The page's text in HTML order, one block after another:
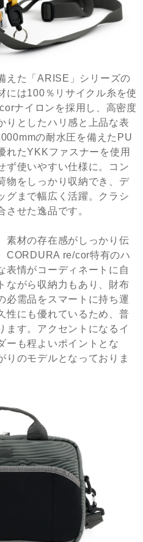
えた「ARISE」シリーズの
には100％リサイクル糸を使
ナイロンを採用し、高密度
りとしたハリ感と上品な表
の耐水圧を備えたPU
れたYKKファスナーを使用
ず使いやすい仕様に。コン
物をしっかり収納でき、デ
グまで幅広く活躍。クラシ
させた逸品です。
素材の存在感がしっかり伝
CORDURA re/cor特有のハ
表情がコーディネートに自
ながら収納力もあり、財布
必需品をスマートに持ち運
性にも優れているため、普
ます。アクセントになるイ
ーも程よいポイントとな
りのモデルとなっておりま